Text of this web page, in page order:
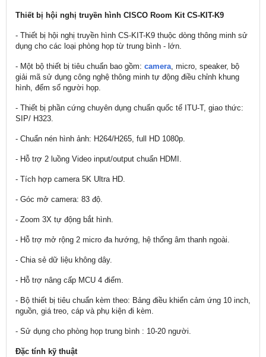
Thiết bị hội nghị truyền hình CISCO Room Kit CS-KIT-K9
- Thiết bị hội nghị truyền hình CS-KIT-K9 thuộc dòng thông minh sử
dụng cho các loại phòng họp từ trung bình - lớn.
- Một bộ thiết bị tiêu chuẩn bao gồm: camera, micro, speaker, bộ
giải mã sử dụng công nghệ thông minh tự động điều chỉnh khung
hình, đếm số người họp.
- Thiết bị phần cứng chuyên dụng chuẩn quốc tế ITU-T, giao thức:
SIP/ H323.
- Chuẩn nén hình ảnh: H264/H265, full HD 1080p.
- Hỗ trợ 2 luồng Video input/output chuẩn HDMI.
- Tích hợp camera 5K Ultra HD.
- Góc mở camera: 83 độ.
- Zoom 3X tự động bắt hình.
- Hỗ trợ mở rộng 2 micro đa hướng, hệ thống âm thanh ngoài.
- Chia sẻ dữ liệu không dây.
- Hỗ trợ nâng cấp MCU 4 điểm.
- Bộ thiết bị tiêu chuẩn kèm theo: Bảng điều khiển cảm ứng 10 inch,
nguồn, giá treo, cáp và phụ kiện đi kèm.
- Sử dụng cho phòng họp trung bình : 10-20 người.
Đặc tính kỹ thuật